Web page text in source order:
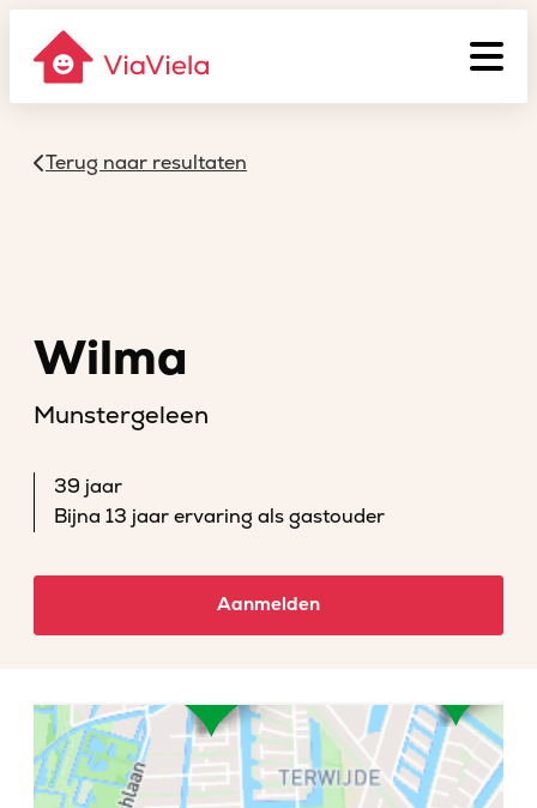
Terug naar resultaten
Wilma
Munstergeleen
39 jaar
Bijna 13 jaar ervaring als gastouder
Aanmelden